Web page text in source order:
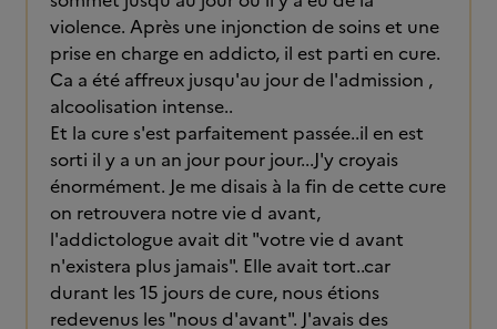
violence. Après une injonction de soins et une
prise en charge en addicto, il est parti en cure.
Ca a été affreux jusqu'au jour de l'admission ,
alcoolisation intense..
Et la cure s'est parfaitement passée..il en est
sorti il y a un an jour pour jour...J'y croyais
énormément. Je me disais à la fin de cette cure
on retrouvera notre vie d avant,
l'addictologue avait dit "votre vie d avant
n'existera plus jamais". Elle avait tort..car
durant les 15 jours de cure, nous étions
redevenus les "nous d'avant". J'avais des